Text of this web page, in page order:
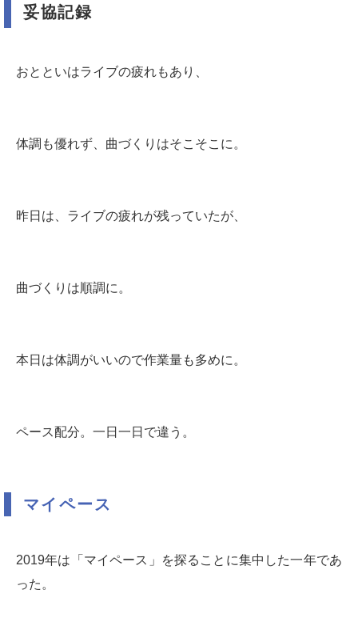
妥協記録
おとといはライブの疲れもあり、
体調も優れず、曲づくりはそこそこに。
昨日は、ライブの疲れが残っていたが、
曲づくりは順調に。
本日は体調がいいので作業量も多めに。
ペース配分。一日一日で違う。
マイペース
2019年は「マイペース」を探ることに集中した一年であ
った。